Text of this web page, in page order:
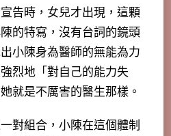
告時，女兒才出現，這顆
的特寫，沒有台詞的鏡頭
小陳身為醫師的無能為力
烈地「對自己的能力失
就是不厲害的醫生那樣。
對組合，小陳在這個體制